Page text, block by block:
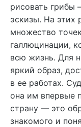
рисовать грибы
эскизы. На этих
множество
галлюцинации,
всю жизнь. Для
яркий образ,
в ее работах.
она им впервые
страну — это
знакомого и